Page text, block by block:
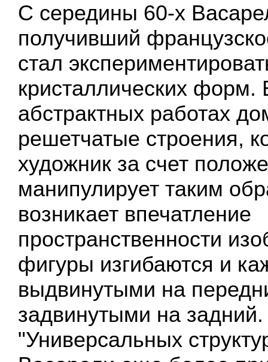
С середины 60-х
получивший
стал
кристаллических форм.
абстрактных работах
решетчатые строения,
художник за счет
манипулирует таким
возникает впечатление
пространственности
фигуры изгибаются и
выдвинутыми на
задвинутыми на
"Универсальных